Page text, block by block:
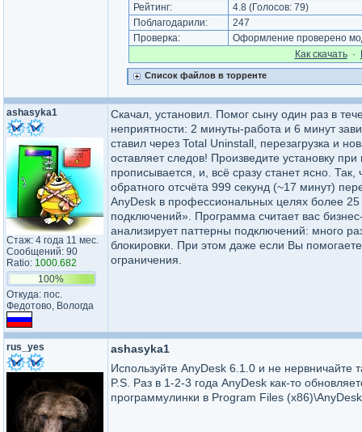
Рейтинг: 4.8 (Голосов: 79)
Поблагодарили:
247
Проверка:
Оформление проверено
Как cкачать·
Список файлов в торренте
ashasyka1
Стаж: 4 года 11 мес.
Сообщений: 90
Ratio: 1000.682
100%
Откуда: пос.
Федотово, Вологда
Скачал, установил. Помог сыну один раз в
неприятности: 2 минуты-работа и 6 минут
ставил через Total Uninstall, перезагрузка и
оставляет следов! Произведите установку
прописывается, и, всё сразу станет ясно.
обратного отсчёта 999 секунд (~17 минут)
AnyDesk в профессиональных целях более
подключений». Программа считает вас
анализирует паттерны подключений: много
блокировки. При этом даже если Вы
ограничения.
rus_yes
ashasyka1
Используйте AnyDesk 6.1.0 и не нервничайте
P.S. Раз в 1-2-3 года AnyDesk как-то
программулинки в Program Files